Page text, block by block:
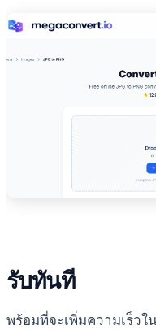
รับทันที
พร้อมที่จะเพิ่มความเร็ว